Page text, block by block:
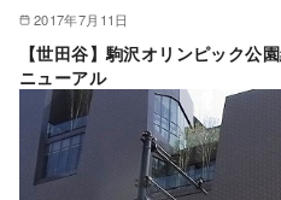
2017年7月11日
【世田谷】駒沢オリンピック公
ニューアル